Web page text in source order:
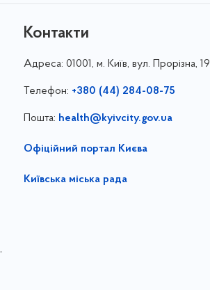
,
Контакти
Адреса: 01001, м. Київ, вул. Прорізна, 19
Телефон: +380 (44) 284-08-75
Пошта: health@kyivcity.gov.ua
Офіційний портал Києва
Київська міська рада